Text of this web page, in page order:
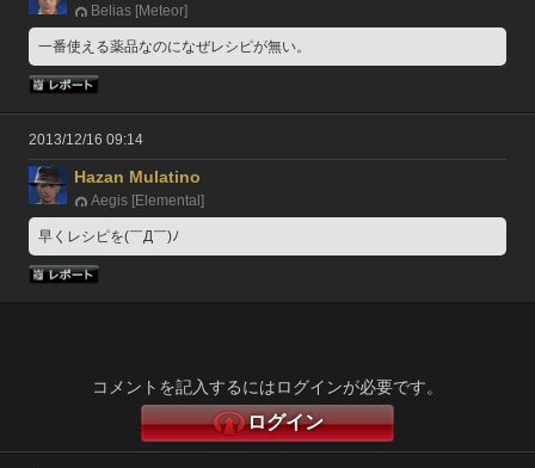
Belias [Meteor]
一番使える薬品なのになぜレシピが無い。
2013/12/16 09:14
Hazan Mulatino
Aegis [Elemental]
早くレシピを(￣Д￣)ﾉ
コメントを記入するにはログインが必要です。
ログイン